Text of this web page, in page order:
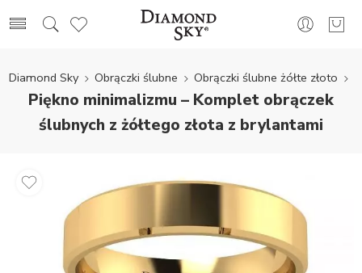
Diamond Sky Obrączki ślubne Obrączki ślubne żółte złoto
Piękno minimalizmu – Komplet obrączek
ślubnych z żółtego złota z brylantami